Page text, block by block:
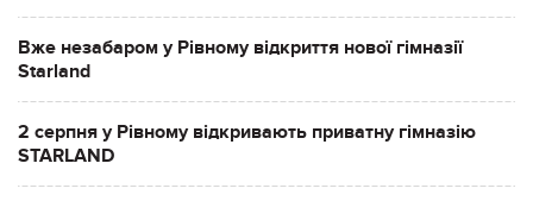
Вже незабаром у Рівному відкриття нової гімназії
Starland
2 серпня у Рівному відкривають приватну гімназію
STARLAND